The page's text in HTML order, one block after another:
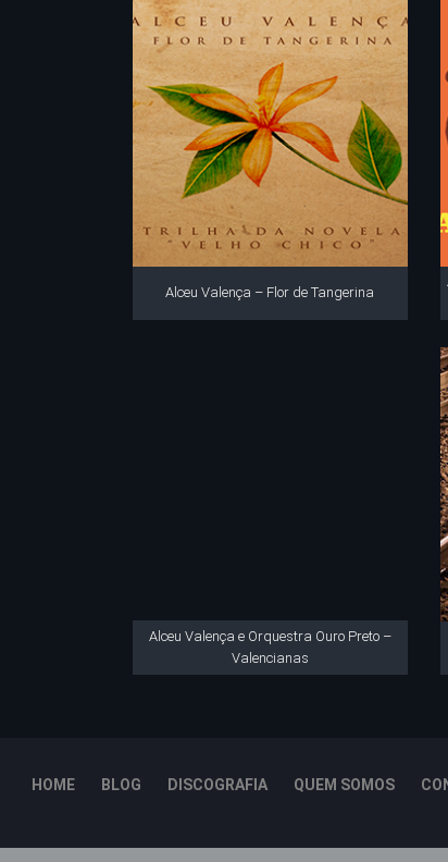
Alceu Valença – Flor de Tangerina
Alceu Valença e Orquestra Ouro Preto –
Valencianas
HOME BLOG DISCOGRAFIA QUEM SOMOS